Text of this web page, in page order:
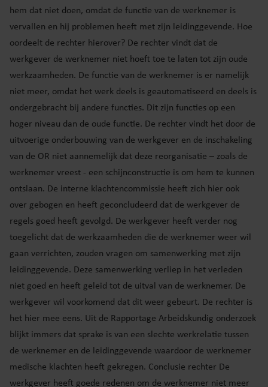
hem dat niet doen, omdat de functie van de werknemer is
vervallen en hij problemen heeft met zijn leidinggevende. Hoe
oordeelt de rechter hierover? De rechter vindt dat de
werkgever de werknemer niet hoeft toe te laten tot zijn oude
werkzaamheden. De functie van de werknemer is er namelijk
niet meer, omdat het werk deels is geautomatiseerd en deels is
ondergebracht bij andere functies. Dit zijn functies op een
hoger niveau dan de oude functie. De rechter vindt het door de
uitvoerige onderbouwing van de werkgever en de inschakeling
van de OR niet aannemelijk dat deze reorganisatie – zoals de
werknemer vreest - een schijnconstructie is om hem te kunnen
ontslaan. De interne klachtencommissie heeft zich hier ook
over gebogen en heeft geconcludeerd dat de werkgever de
regels goed heeft gevolgd. De werkgever heeft verder nog
toegelicht dat de werkzaamheden die de werknemer weer wil
gaan verrichten, zouden vragen om samenwerking met zijn
leidinggevende. Deze samenwerking verliep in het verleden
niet goed en heeft geleid tot de uitval van de werknemer. De
werkgever wil voorkomend dat dit weer gebeurt. De rechter is
het hier mee eens. Uit de Rapportage Arbeidskundig onderzoek
blijkt immers dat sprake is van een slechte werkrelatie tussen
de werknemer en de leidinggevende waardoor de werknemer
medische klachten heeft gekregen. Conclusie rechter De
werkgever heeft goede redenen om de werknemer niet meer